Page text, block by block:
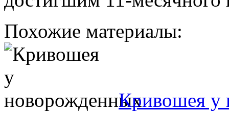
Похожие материалы:
Кривошея у